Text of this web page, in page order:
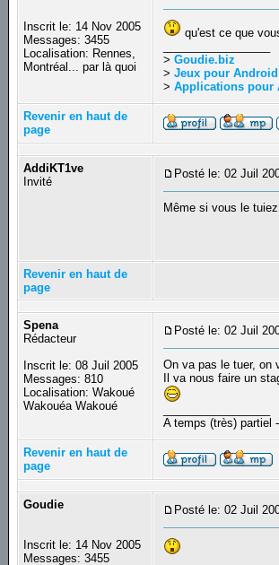
Inscrit le: 14 Nov 2005
Messages: 3455
Localisation: Rennes,
Montréal... par là quoi
qu'est ce que
>Goudie.biz
>Jeux pour Android
>Applications pour
Revenir en haut de
page
AddiKT1ve
Invité
Posté le: 02 Juil
Même si vous le
Revenir en haut de
page
Spena
Rédacteur
Inscrit le: 08 Juil 2005
Messages: 810
Localisation: Wakoué
Wakouéa Wakoué
Posté le: 02 Juil
On va pas le tuer, on
Il va nous faire un
A temps (très) partiel
Revenir en haut de
page
Goudie
Inscrit le: 14 Nov 2005
Messages: 3455
Posté le: 02 Juil